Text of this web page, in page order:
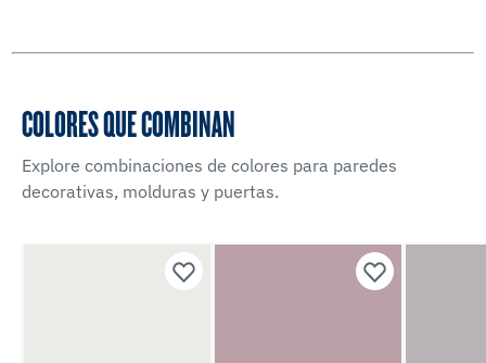
COLORES QUE COMBINAN
Explore combinaciones de colores para paredes
decorativas, molduras y puertas.